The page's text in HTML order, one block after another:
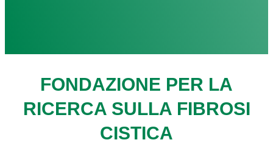
FONDAZIONE PER LA
RICERCA SULLA FIBROSI
CISTICA